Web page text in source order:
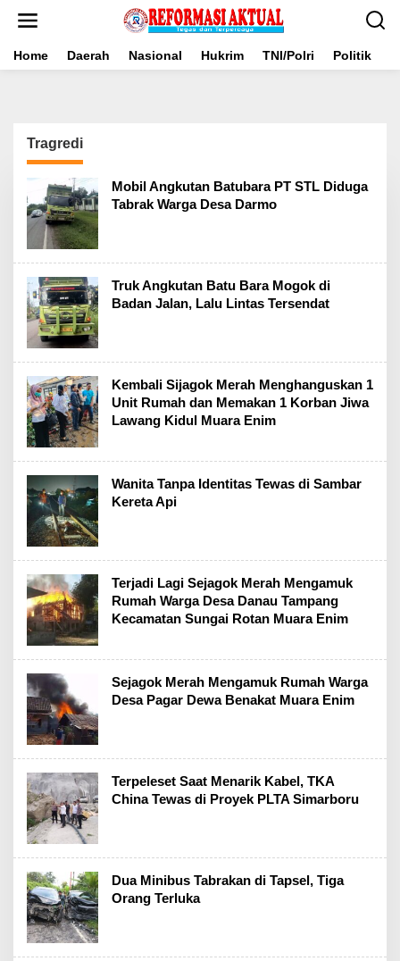
Home Daerah Nasional Hukrim TNI/Polri Politik
Tragredi
Mobil Angkutan Batubara PT STL Diduga
Tabrak Warga Desa Darmo
Truk Angkutan Batu Bara Mogok di
Badan Jalan, Lalu Lintas Tersendat
Kembali Sijagok Merah Menghanguskan 1
Unit Rumah dan Memakan 1 Korban Jiwa
Lawang Kidul Muara Enim
Wanita Tanpa Identitas Tewas di Sambar
Kereta Api
Terjadi Lagi Sejagok Merah Mengamuk
Rumah Warga Desa Danau Tampang
Kecamatan Sungai Rotan Muara Enim
Sejagok Merah Mengamuk Rumah Warga
Desa Pagar Dewa Benakat Muara Enim
Terpeleset Saat Menarik Kabel, TKA
China Tewas di Proyek PLTA Simarboru
Dua Minibus Tabrakan di Tapsel, Tiga
Orang Terluka